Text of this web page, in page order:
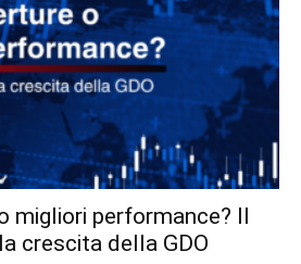
migliori performance? Il
crescita della GDO